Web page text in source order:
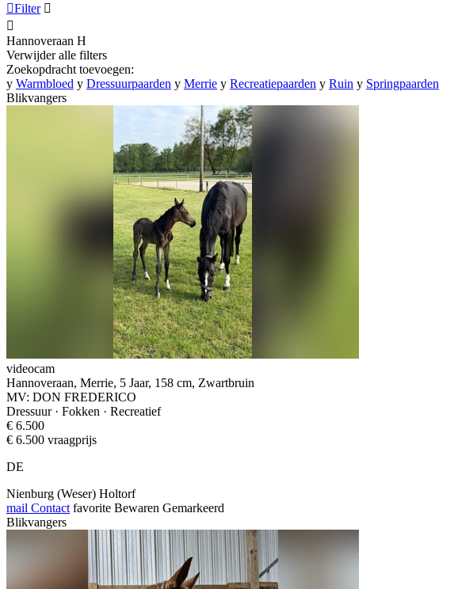
Filter 

Hannoveraan H
Verwijder alle filters
Zoekopdracht toevoegen:
y Warmbloed y Dressuurpaarden y Merrie y Recreatiepaarden y Ruin y Springpaarden
Blikvangers
videocam
Hannoveraan, Merrie, 5 Jaar, 158 cm, Zwartbruin
MV: DON FREDERICO
Dressuur · Fokken · Recreatief
€ 6.500
€ 6.500 vraagprijs
DE
Nienburg (Weser) Holtorf
mail Contact favorite Bewaren Gemarkeerd
Blikvangers